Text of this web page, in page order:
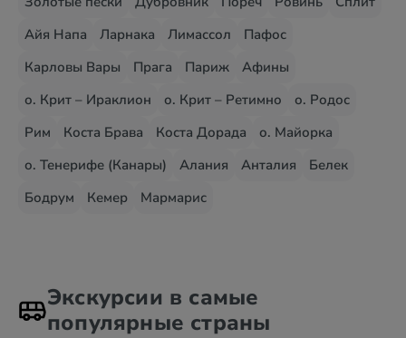
Айя Напа
Ларнака Лимассол
Пафос
Карловы Вары
Прага Париж
Афины
о. Крит – Ираклион
о. Крит – Ретимно
о. Родос
Рим
Коста Брава Коста Дорада
о. Майорка
о. Тенерифе (Канары)
Алания Анталия
Белек
Бодрум
Кемер Мармарис
Экскурсии в самые
популярные страны